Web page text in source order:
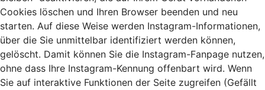
Cookies löschen und Ihren Browser beenden und neu
starten. Auf diese Weise werden Instagram-Informationen,
über die Sie unmittelbar identifiziert werden können,
gelöscht. Damit können Sie die Instagram-Fanpage nutzen,
ohne dass Ihre Instagram-Kennung offenbart wird. Wenn
Sie auf interaktive Funktionen der Seite zugreifen (Gefällt